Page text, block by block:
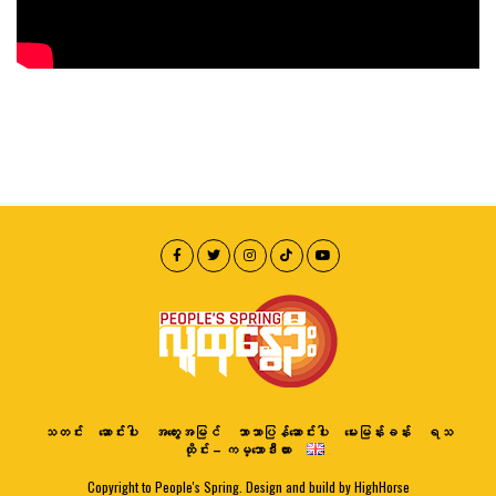
သတင်း ဆောင်းပါး အတွေးအမြင် ဘာသာပြန်ဆောင်းပါး မေးမြန်းခန်း
ရသ
ထိုင်း – ကမ္ဘောဒီးယား
Copyright to People's Spring. Design and build by HighHorse